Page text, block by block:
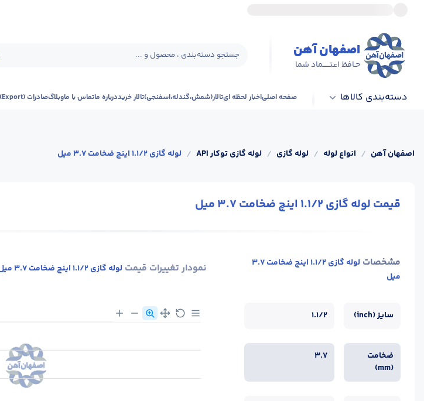
اصفهان آهن
حـافظ اعتــــــماد شما
جستجو دسته‌بندی ، محصول و ...
دسته‌بندی کالاها صفحه اصلیاخبار لحظه ایتالار(شمش،گندله،اسفنجی)تالار خریددرباره ماتماس با ماوبلاگصادرات (Export)
اصفهان آهن / انواع لوله / لوله گازی / لوله گازی توکار API / لوله گازی 1.1/2 اینچ ضخامت 3.7 میل
قیمت لوله گازی 1.1/2 اینچ ضخامت 3.7 میل
مشخصات
لوله گازی 1.1/2 اینچ ضخامت 3.7
میل
سایز (inch) 1.1/2
ضخامت
(mm)
3.7
نمودار تغییرات قیمت لوله گازی 1.1/2 اینچ ضخامت 3.7 میل